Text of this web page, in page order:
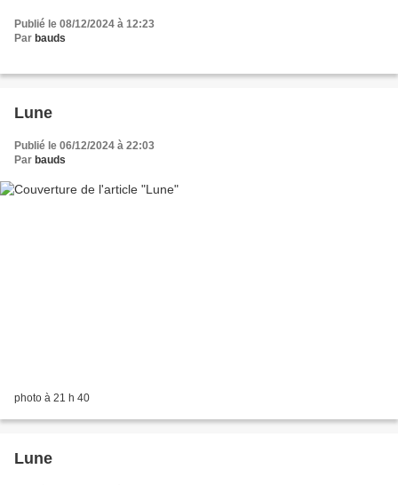
Publié le 08/12/2024 à 12:23
Par bauds
Lune
Publié le 06/12/2024 à 22:03
Par bauds
photo à 21 h 40
Lune